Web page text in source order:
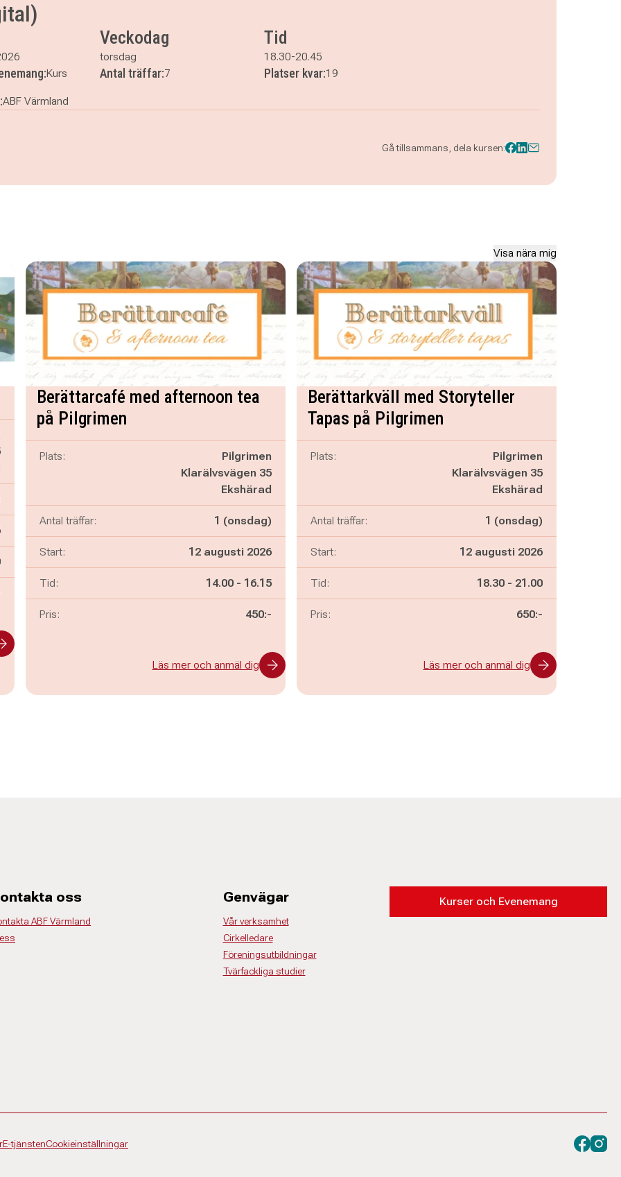
Veckodag
torsdag
Tid
18.30-20.45
Kurs Antal träffar:7 Platser kvar:19
ABF Värmland
Gå tillsammans, dela kursen:
Visa nära mig
Berättarcafé med afternoon tea
på Pilgrimen
Plats:
Pilgrimen
Klarälvsvägen 35
Ekshärad
Antal träffar: 1 (onsdag)
Start: 12 augusti 2026
Tid: Pågår mellan
14.00 - och
16.15
Pris: 450:-
Läs mer och anmäl dig
Berättarkväll med Storyteller
Tapas på Pilgrimen
Plats:
Pilgrimen
Klarälvsvägen 35
Ekshärad
Antal träffar: 1 (onsdag)
Start: 12 augusti 2026
Tid: Pågår mellan
18.30 - och
21.00
Pris: 650:-
Läs mer och anmäl dig
oss
ABF Värmland
Genvägar
Vår verksamhet
Cirkelledare
Föreningsutbildningar
Tvärfackliga studier
Kurser och Evenemang
E-tjänstenCookieinställningar Besök